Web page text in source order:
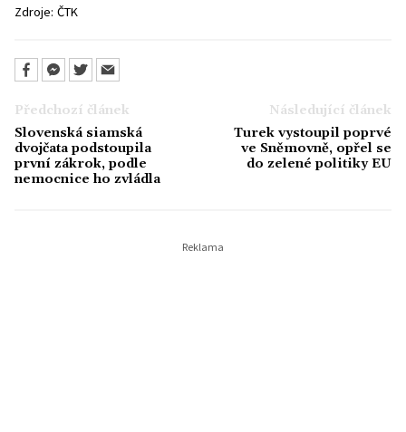
Zdroje: ČTK
Předchozí článek
Slovenská siamská
dvojčata podstoupila
první zákrok, podle
nemocnice ho zvládla
Následující článek
Turek vystoupil poprvé
ve Sněmovně, opřel se
do zelené politiky EU